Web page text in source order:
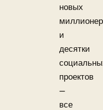
новых
и
десятки
проектов
—
все